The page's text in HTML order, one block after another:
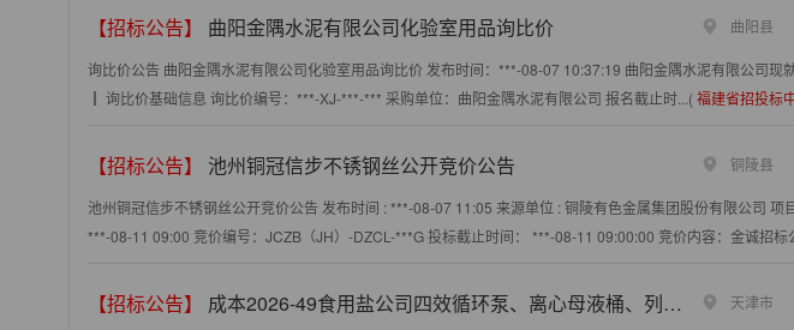
【招标公告】 曲阳金隅水泥有限公司化验室用品询比价 曲阳县
询比价公告 曲阳金隅水泥有限公司化验室用品询比价 发布时间：***-08-07 10:37:19 曲阳金隅水泥有限公司现
┃ 询比价基础信息 询比价编号：***-XJ-***-*** 采购单位：曲阳金隅水泥有限公司 报名截止时...(福建省招投标
【招标公告】 池州铜冠信步不锈钢丝公开竞价公告 铜陵县
池州铜冠信步不锈钢丝公开竞价公告 发布时间 : ***-08-07 11:05 来源单位 : 铜陵有色金属集团股份有限公司 项
***-08-11 09:00 竞价编号：JCZB（JH）-DZCL-***G 投标截止时间： ***-08-11 09:00:00 竞价内容：金诚招标
【招标公告】 成本2026-49食用盐公司四效循环泵、离心母液桶、列管预热器保温修复询价公告 天津市